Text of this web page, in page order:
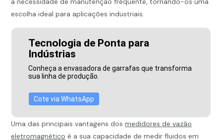
escolha ideal para aplicações industriais.
Tecnologia de Ponta para
Indústrias
Conheça a envasadora de garrafas que transforma
sua linha de produção.
Cote via WhatsApp
Uma das principais vantagens dosmedidores de vazão
eletromagnético é a sua capacidade de medir fluidos em